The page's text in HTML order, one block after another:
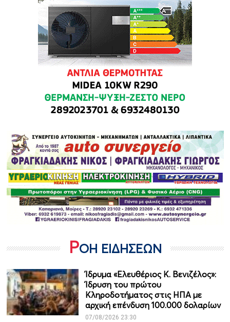
ΡΟΗ ΕΙΔΗΣΕΩΝ
Ίδρυμα «Ελευθέριος Κ. Βενιζέλος»:
Ίδρυση του πρώτου
Κληροδοτήματος στις ΗΠΑ με
αρχική επένδυση 100.000 δολαρίων
07/08/2026 23:30